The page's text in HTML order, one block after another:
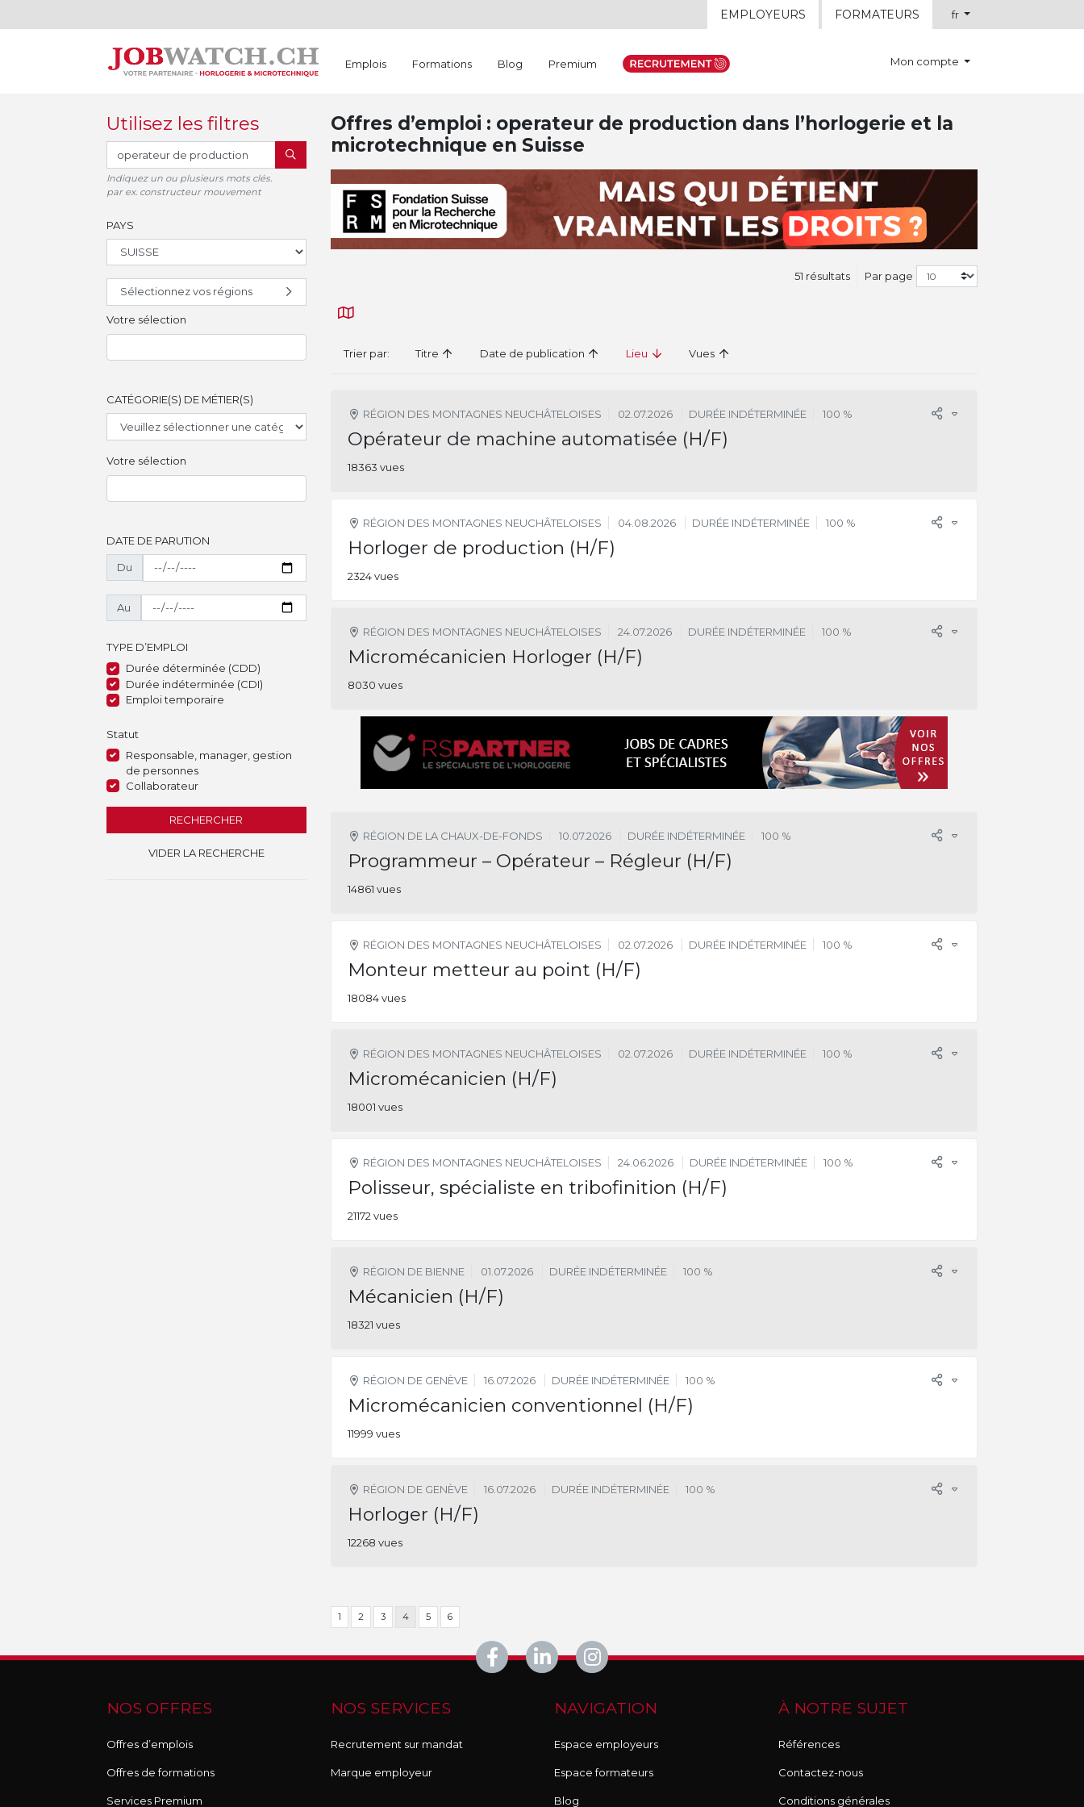
EMPLOYEURS FORMATEURS fr
Emplois Formations Blog Premium Mon compte
Utilisez les filtres
RECHERCHER
Indiquez un ou plusieurs mots clés.
par ex. constructeur mouvement
PAYS
Sélectionnez vos régions
Votre sélection
CATÉGORIE(S) DE MÉTIER(S)
Votre sélection
DATE DE PARUTION
Du
Au
TYPE D’EMPLOI
Durée déterminée (CDD)
Durée indéterminée (CDI)
Emploi temporaire
Statut
Responsable, manager, gestion
de personnes
Collaborateur
RECHERCHER
VIDER LA RECHERCHE
Offres d’emploi : operateur de production dans l’horlogerie et la
microtechnique en Suisse
51 résultats Par page
Trier par: Titre Date de publication Lieu Vues
RÉGION DES MONTAGNES NEUCHÂTELOISES 02.07.2026 DURÉE INDÉTERMINÉE 100 %
Opérateur de machine automatisée (H/F)
18363 vues
RÉGION DES MONTAGNES NEUCHÂTELOISES 04.08.2026 DURÉE INDÉTERMINÉE 100 %
Horloger de production (H/F)
2324 vues
RÉGION DES MONTAGNES NEUCHÂTELOISES 24.07.2026 DURÉE INDÉTERMINÉE 100 %
Micromécanicien Horloger (H/F)
8030 vues
RÉGION DE LA CHAUX-DE-FONDS 10.07.2026 DURÉE INDÉTERMINÉE 100 %
Programmeur – Opérateur – Régleur (H/F)
14861 vues
RÉGION DES MONTAGNES NEUCHÂTELOISES 02.07.2026 DURÉE INDÉTERMINÉE 100 %
Monteur metteur au point (H/F)
18084 vues
RÉGION DES MONTAGNES NEUCHÂTELOISES 02.07.2026 DURÉE INDÉTERMINÉE 100 %
Micromécanicien (H/F)
18001 vues
RÉGION DES MONTAGNES NEUCHÂTELOISES 24.06.2026 DURÉE INDÉTERMINÉE 100 %
Polisseur, spécialiste en tribofinition (H/F)
21172 vues
RÉGION DE BIENNE 01.07.2026 DURÉE INDÉTERMINÉE 100 %
Mécanicien (H/F)
18321 vues
RÉGION DE GENÈVE 16.07.2026 DURÉE INDÉTERMINÉE 100 %
Micromécanicien conventionnel (H/F)
11999 vues
RÉGION DE GENÈVE 16.07.2026 DURÉE INDÉTERMINÉE 100 %
Horloger (H/F)
12268 vues
1 2 3 4 5 6
NOS OFFRES
Offres d’emplois
Offres de formations
Services Premium
NOS SERVICES
Recrutement sur mandat
Marque employeur
NAVIGATION
Espace employeurs
Espace formateurs
Blog
À NOTRE SUJET
Références
Contactez-nous
Conditions générales